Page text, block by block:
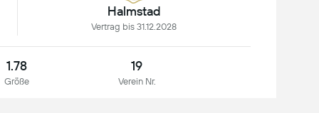
Halmstad
Vertrag bis 31.12.2028
1.78
Größe
19
Verein Nr.